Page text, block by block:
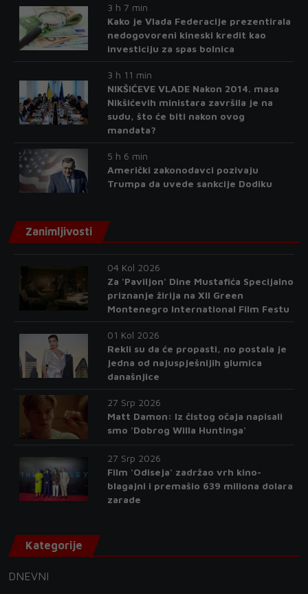
3 h 7 min
Kako je Vlada Federacije prezentirala
nedogovoreni kineski kredit kao
investiciju za spas bolnica
3 h 11 min
NIKŠIĆEVE VLADE Nakon 2014. masa
Nikšićevih ministara završila je na
sudu, što će biti nakon ovog
mandata?
5 h 6 min
Američki zakonodavci pozivaju
Trumpa da uvede sankcije Dodiku
Zanimljivosti
04 Kol 2026
Za 'Paviljon' Dine Mustafića Specijalno
priznanje žirija na XII Green
Montenegro International Film Festu
01 Kol 2026
Rekli su da će propasti, no postala je
jedna od najuspješnijih glumica
današnjice
27 Srp 2026
Matt Damon: Iz čistog očaja napisali
smo 'Dobrog Willa Huntinga'
27 Srp 2026
Film 'Odiseja' zadržao vrh kino-
blagajni i premašio 639 miliona dolara
zarade
Kategorije
DNEVNI